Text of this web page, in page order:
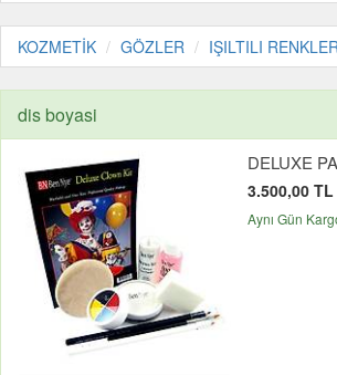
KOZMETİK GÖZLER IŞILTILI
dis boyasi
DELUXE
3.500,00 TL
Aynı Gün